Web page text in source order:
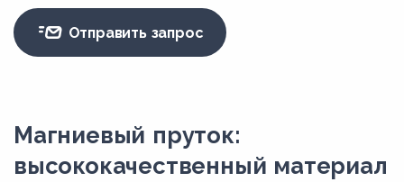
Отправить запрос
Магниевый пруток:
высококачественный материал